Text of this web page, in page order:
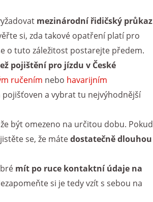
mezinárodní řidičský průkaz
si, zda takové opatření platí pro
o tuto záležitost postarejte předem.
pojištění pro jízdu v České
ručením nebo havarijním
a vybrat tu nejvýhodnější
být omezeno na určitou dobu. Pokud
se, že mátedostatečně dlouhou
mít po ruce kontaktní údaje na
si je tedy vzít s sebou na